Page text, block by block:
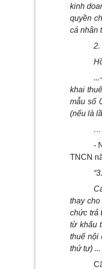
kinh
quyền
cá nhân
2.
khai
mẫu số
(nếu là
-
TNCN
thay
chức trả
từ khấu
thuế nội
thứ tự)